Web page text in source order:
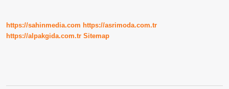
https://sahinmedia.com https://asrimoda.com.tr
https://alpakgida.com.tr Sitemap